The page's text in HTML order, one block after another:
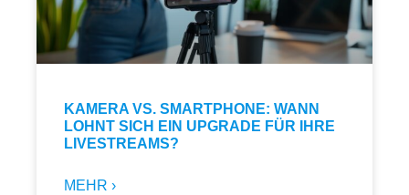
KAMERA VS. SMARTPHONE: WANN
LOHNT SICH EIN UPGRADE FÜR IHRE
LIVESTREAMS?
MEHR ›